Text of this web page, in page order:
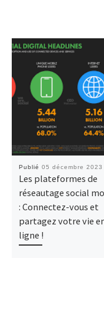
Publié 05 décembre 2023
Les plateformes de
réseautage social
: Connectez-vous et
partagez votre vie
ligne !